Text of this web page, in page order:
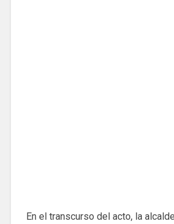
En el transcurso del acto, la